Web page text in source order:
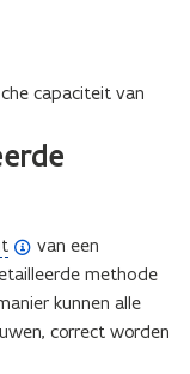
capaciteit van
van een
methode
kunnen alle
correct worden